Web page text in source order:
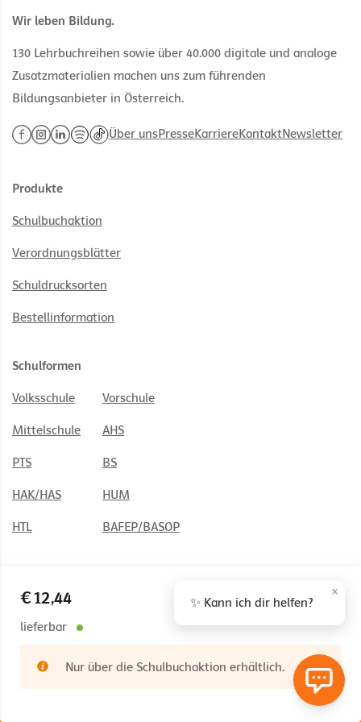
€ 12,44
lieferbar
Nur über die Schulbuchaktion erhältlich.
Wir leben Bildung.
130 Lehrbuchreihen sowie über 40.000 digitale und analoge
Zusatzmaterialien machen uns zum führenden
Bildungsanbieter in Österreich.
Über unsPresseKarriereKontaktNewsletter
Produkte
Schulbuchaktion
Verordnungsblätter
Schuldrucksorten
Bestellinformation
Schulformen
Volksschule Vorschule
Mittelschule AHS
PTS BS
HAK/HAS HUM
HTL BAFEP/BASOP
© 2026 Österreichischer Bundesverlag Schulbuch GmbH & Co. KG,
✨ Kann ich dir helfen?
×